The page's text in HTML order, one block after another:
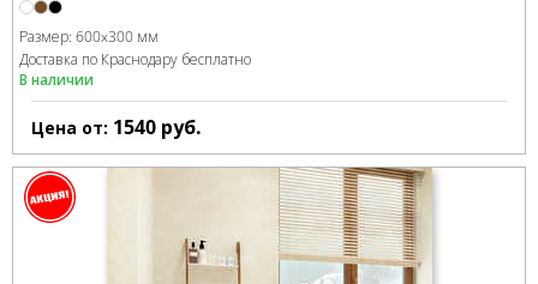
Размер: 600x300 мм
Доставка по Краснодару бесплатно
В наличии
Цена от: 1540 руб.